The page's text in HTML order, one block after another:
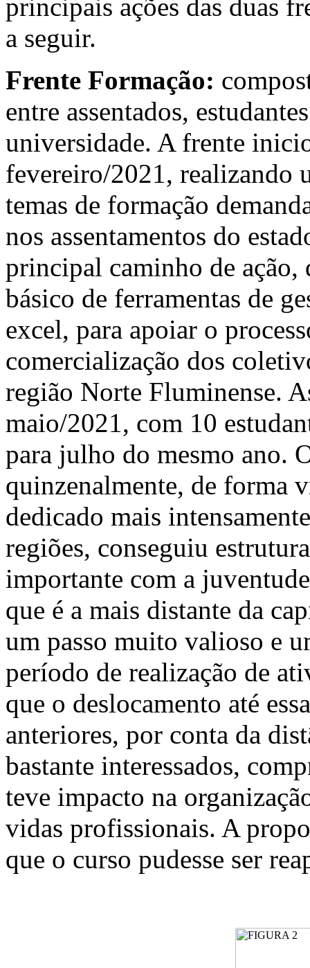
principais ações das duas
a seguir.
Frente Formação:
entre assentados,
universidade. A frente
fevereiro/2021, realizando
temas de formação
nos assentamentos do
principal caminho de ação,
básico de ferramentas de
excel, para apoiar o
comercialização dos
região Norte Fluminense.
maio/2021, com 10
para julho do mesmo ano.
quinzenalmente, de forma
dedicado mais
regiões, conseguiu
importante com a
que é a mais distante da
um passo muito valioso e
período de realização de
que o deslocamento até
anteriores, por conta da
bastante interessados,
teve impacto na
vidas profissionais. A
que o curso pudesse ser